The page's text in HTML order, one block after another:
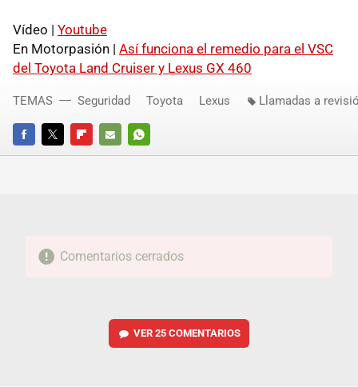
Vídeo | Youtube
En Motorpasión | Así funciona el remedio para el VSC
del Toyota Land Cruiser y Lexus GX 460
FACEBOOKTWITTERFLIPBOARD
E-
WHATSAPP
TEMAS Seguridad Toyota Lexus Llamadas a
Comentarios cerrados
VER 25 COMENTARIOS